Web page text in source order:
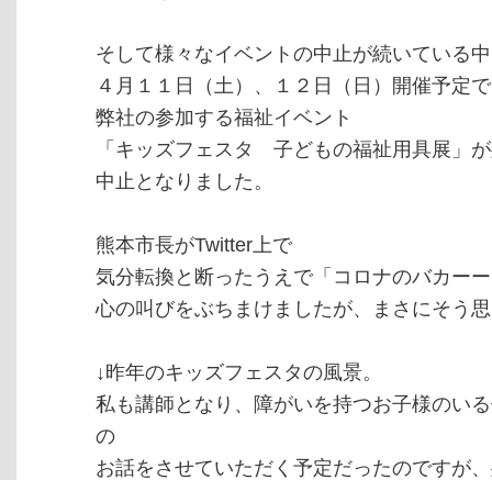
そして様々なイベントの中止が続いている
４月１１日（土）、１２日（日）開催予定で
弊社の参加する福祉イベント
「キッズフェスタ 子どもの福祉用具展」
中止となりました。
熊本市長がTwitter上で
気分転換と断ったうえで「コロナのバカー
心の叫びをぶちまけましたが、まさにそう
↓昨年のキッズフェスタの風景。
私も講師となり、障がいを持つお子様のい
の
お話をさせていただく予定だったのですが